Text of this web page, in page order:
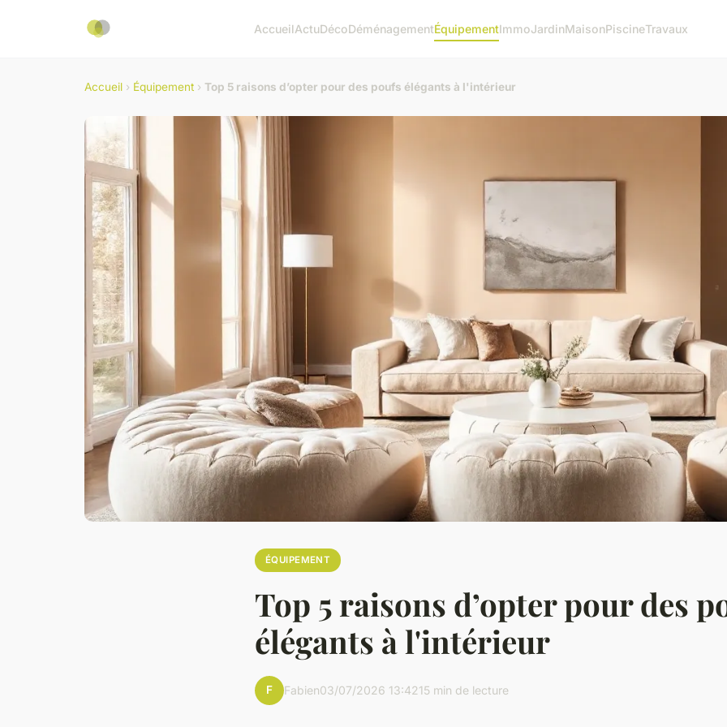
AccueilActuDécoDéménagementÉquipementImmoJardinMaisonPiscineTravaux
Accueil › Équipement › Top 5 raisons d’opter pour des poufs élégants à l'intérieur
ÉQUIPEMENT
Top 5 raisons d’opter pour des
élégants à l'intérieur
F Fabien03/07/2026 13:4215 min de lecture